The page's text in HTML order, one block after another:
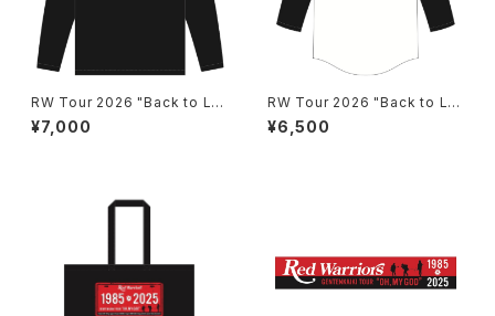
RW Tour 2026 "Back to Lif
e" Long Sleeve Tシャツ（ツ
アー前販売限定商品）
¥7,000
RW Tour 2026 "Back to Lif
e"ラグラン
¥6,500